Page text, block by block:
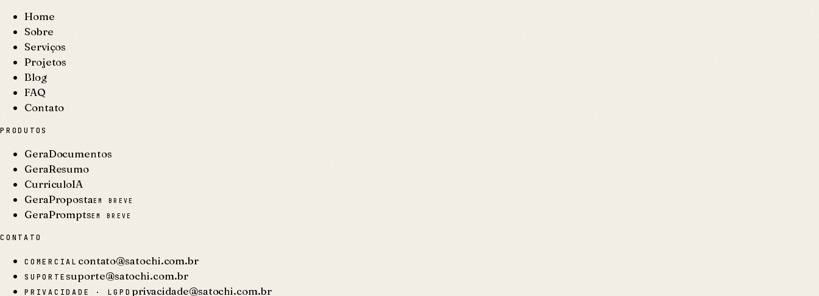
Home
Sobre
Serviços
Projetos
Blog
FAQ
Contato
PRODUTOS
GeraDocumentos
GeraResumo
CurriculoIA
GeraPropostaEM BREVE
GeraPromptsEM BREVE
CONTATO
COMERCIAL contato@satochi.com.br
SUPORTEsuporte@satochi.com.br
PRIVACIDADE · LGPD privacidade@satochi.com.br